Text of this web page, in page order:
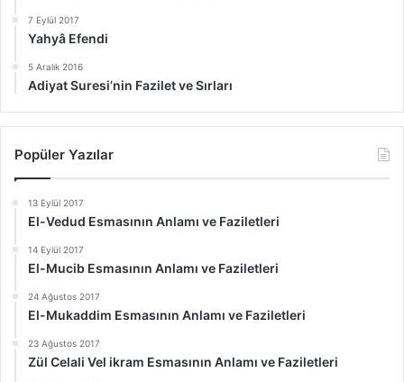
7 Eylül 2017
Yahyâ Efendi
5 Aralık 2016
Adiyat Suresi’nin Fazilet ve Sırları
Popüler Yazılar
13 Eylül 2017
El-Vedud Esmasının Anlamı ve Faziletleri
14 Eylül 2017
El-Mucib Esmasının Anlamı ve Faziletleri
24 Ağustos 2017
El-Mukaddim Esmasının Anlamı ve Faziletleri
23 Ağustos 2017
Zül Celali Vel ikram Esmasının Anlamı ve Faziletleri